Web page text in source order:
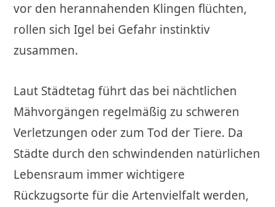
vor den herannahenden Klingen flüchten,
rollen sich Igel bei Gefahr instinktiv
zusammen.
Laut Städtetag führt das bei nächtlichen
Mähvorgängen regelmäßig zu schweren
Verletzungen oder zum Tod der Tiere. Da
Städte durch den schwindenden natürlichen
Lebensraum immer wichtigere
Rückzugsorte für die Artenvielfalt werden,